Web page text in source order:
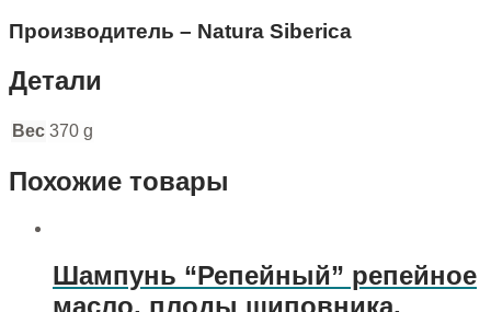
Производитель – Natura Siberica
Детали
Вес 370 g
Похожие товары
Шампунь “Репейный” репейное
масло, плоды шиповника,